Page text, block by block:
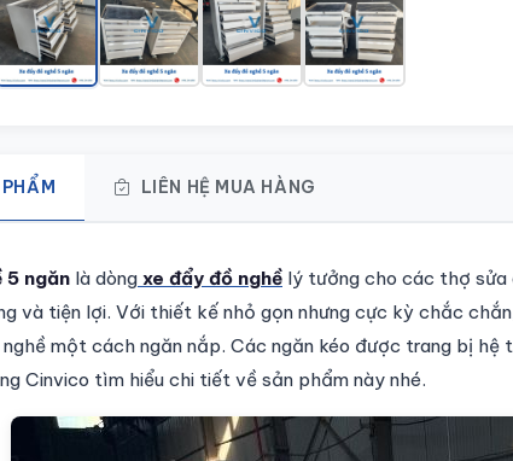
LIÊN HỆ MUA HÀNG
phẩm
5 ngăn là dòng xe đẩy đồ nghề lý tưởng cho các thợ sửa
và tiện lợi. Với thiết kế nhỏ gọn nhưng cực kỳ chắc
một cách ngăn nắp. Các ngăn kéo được trang bị
Cinvico tìm hiểu chi tiết về sản phẩm này nhé.